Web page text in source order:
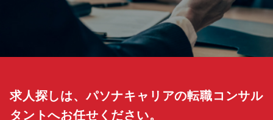
求人探しは、パソナキャリアの転職コンサル
タントへお任せください。